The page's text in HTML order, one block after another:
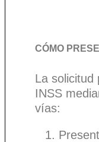
CÓMO
La solicitud
INSS
vías: